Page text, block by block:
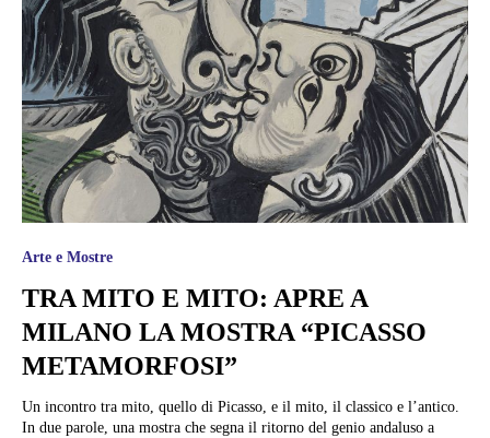
Arte e Mostre
TRA MITO E MITO: APRE A
MILANO LA MOSTRA “PICASSO
METAMORFOSI”
Un incontro tra mito, quello di Picasso, e il mito, il classico e l’antico.
In due parole, una mostra che segna il ritorno del genio andaluso a